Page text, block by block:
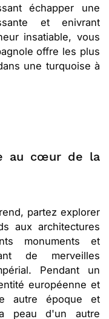
échapper une
et enivrant
insatiable, vous
offre les plus
une turquoise à
au cœur de la
partez explorer
aux architectures
monuments et
de merveilles
Pendant un
européenne et
autre époque et
peau d'un autre